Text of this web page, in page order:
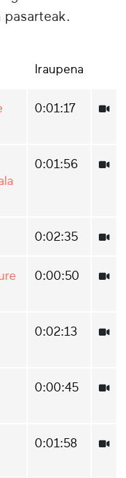
Iraupena
0:01:17
0:01:56
0:02:35
0:00:50
0:02:13
0:00:45
0:01:58